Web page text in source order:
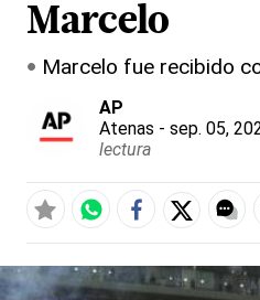
Marcelo
Marcelo fue recibido
AP
Atenas - sep. 05,
lectura